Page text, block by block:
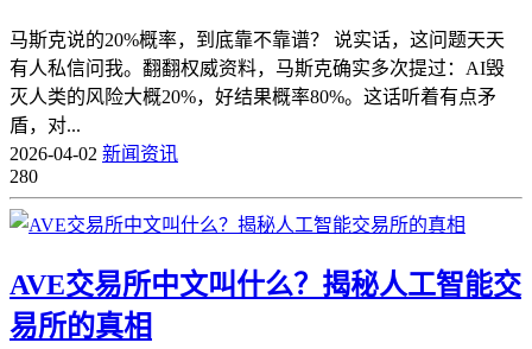
马斯克说的20%概率，到底靠不靠谱？ 说实话，这问题天天
有人私信问我。翻翻权威资料，马斯克确实多次提过：AI毁
灭人类的风险大概20%，好结果概率80%。这话听着有点矛
盾，对...
2026-04-02 新闻资讯
280
AVE交易所中文叫什么？揭秘人工智能交
易所的真相